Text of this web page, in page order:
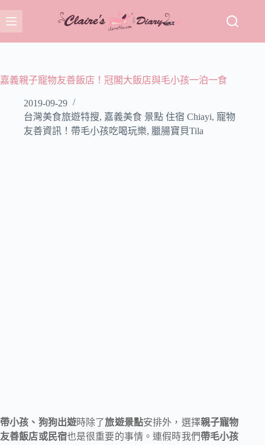
至
主
容
嘉義親子寵物友善飯店！冠閣大飯店與毛小孩一泊一食
2019-09-29
台灣美食旅遊特搜, 嘉義美食 景點 住宿 Chiayi, 寵物
友善資訊！帶毛小孩吃喝玩樂, 臘腸寶貝Tila
帶小孩、狗狗出遊時除了旅遊景點安排外，選擇親子寵物
友善飯店或民宿也是很重要的事情。連假時我們帶毛小孩